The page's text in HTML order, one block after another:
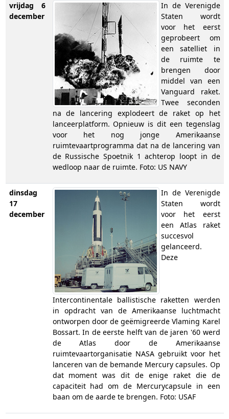
vrijdag 6
december
In de Verenigde
Staten wordt
voor het eerst
geprobeert om
een satelliet in
de ruimte te
brengen door
middel van een
Vanguard raket.
Twee seconden
na de lancering explodeert de raket op het
lanceerplatform. Opnieuw is dit een tegenslag
voor het nog jonge Amerikaanse
ruimtevaartprogramma dat na de lancering van
de Russische Spoetnik 1 achterop loopt in de
wedloop naar de ruimte. Foto: US NAVY
dinsdag
17
december
In de Verenigde
Staten wordt
voor het eerst
een Atlas raket
succesvol
gelanceerd.
Deze
Intercontinentale ballistische raketten werden
in opdracht van de Amerikaanse luchtmacht
ontworpen door de geëmigreerde Vlaming Karel
Bossart. In de eerste helft van de jaren '60 werd
de Atlas door de Amerikaanse
ruimtevaartorganisatie NASA gebruikt voor het
lanceren van de bemande Mercury capsules. Op
dat moment was dit de enige raket die de
capaciteit had om de Mercurycapsule in een
baan om de aarde te brengen. Foto: USAF